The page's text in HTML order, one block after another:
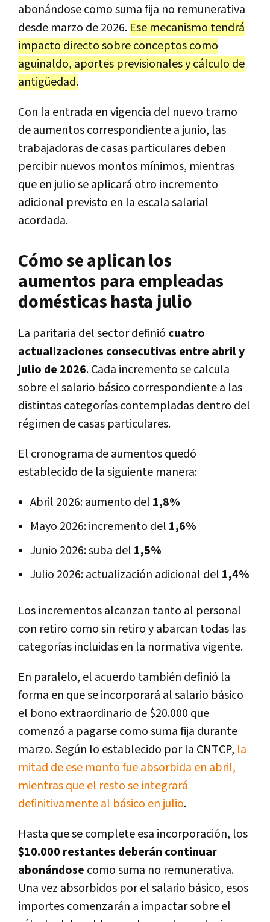
abonándose como suma fija no remunerativa
desde marzo de 2026. Ese mecanismo tendrá
impacto directo sobre conceptos como
aguinaldo, aportes previsionales y cálculo de
antigüedad.
Con la entrada en vigencia del nuevo tramo
de aumentos correspondiente a junio, las
trabajadoras de casas particulares deben
percibir nuevos montos mínimos, mientras
que en julio se aplicará otro incremento
adicional previsto en la escala salarial
acordada.
Cómo se aplican los
aumentos para empleadas
domésticas hasta julio
La paritaria del sector definió cuatro
actualizaciones consecutivas entre abril y
julio de 2026. Cada incremento se calcula
sobre el salario básico correspondiente a las
distintas categorías contempladas dentro del
régimen de casas particulares.
El cronograma de aumentos quedó
establecido de la siguiente manera:
Abril 2026: aumento del 1,8%
Mayo 2026: incremento del 1,6%
Junio 2026: suba del 1,5%
Julio 2026: actualización adicional del 1,4%
Los incrementos alcanzan tanto al personal
con retiro como sin retiro y abarcan todas las
categorías incluidas en la normativa vigente.
En paralelo, el acuerdo también definió la
forma en que se incorporará al salario básico
el bono extraordinario de $20.000 que
comenzó a pagarse como suma fija durante
marzo. Según lo establecido por la CNTCP, la
mitad de ese monto fue absorbida en abril,
mientras que el resto se integrará
definitivamente al básico en julio.
Hasta que se complete esa incorporación, los
$10.000 restantes deberán continuar
abonándose como suma no remunerativa.
Una vez absorbidos por el salario básico, esos
importes comenzarán a impactar sobre el